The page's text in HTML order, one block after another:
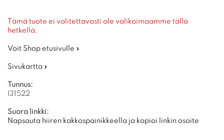
Tämä tuote ei valitettavasti ole valikoimaamme tällä
hetkellä.
Voit Shop etusivulle »
Sivukartta »
Tunnus:
I31522
Suora linkki:
Napsauta hiiren kakkospainikkeella ja kopioi linkin osoite